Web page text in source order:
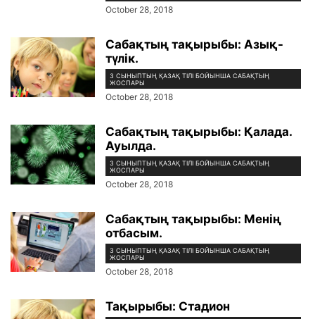
October 28, 2018
Сабақтың тақырыбы: Азық-
түлік.
3 СЫНЫПТЫҢ ҚАЗАҚ ТІЛІ БОЙЫНША САБАҚТЫҢ
ЖОСПАРЫ
October 28, 2018
Сабақтың тақырыбы: Қалада.
Ауылда.
3 СЫНЫПТЫҢ ҚАЗАҚ ТІЛІ БОЙЫНША САБАҚТЫҢ
ЖОСПАРЫ
October 28, 2018
Сабақтың тақырыбы: Менің
отбасым.
3 СЫНЫПТЫҢ ҚАЗАҚ ТІЛІ БОЙЫНША САБАҚТЫҢ
ЖОСПАРЫ
October 28, 2018
Тақырыбы: Стадион